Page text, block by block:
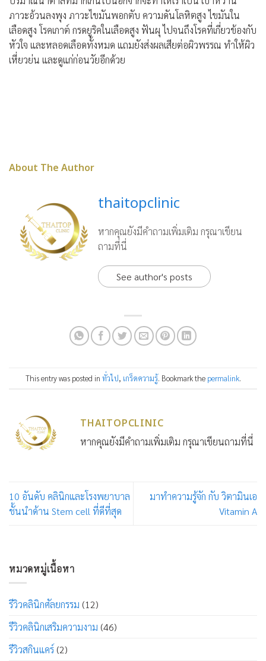
ภาวะอ้วนลงพุง ภาวะไขมันพอกตับ ความดันโลหิตสูง ไขมันใน
เลือดสูง โรคเกาต์ กรดยูริคในเลือดสูง ฟันผุ ไปจนถึงโรคที่เกี่ยวข้องกับ
หัวใจ และหลอดเลือดทั้งหมด แถมยังส่งผลเสียต่อผิวพรรณ ทำให้ผิว
เหี่ยวย่น และดูแก่ก่อนวัยอีกด้วย
About The Author
thaitopclinic
หากคุณยังมีคำถามเพิ่มเติม กรุณาเขียน
ถามที่นี่
See author's posts
This entry was posted in ทั่วไป, เกร็ดความรู้. Bookmark the permalink.
THAITOPCLINIC
หากคุณยังมีคำถามเพิ่มเติม กรุณาเขียนถามที่นี่
10 อันดับ คลินิกและโรงพยาบาล
ชั้นนำด้าน Stem cell ที่ดีที่สุด
มาทำความรู้จัก กับ วิตามินเอ
Vitamin A
หมวดหมู่เนื้อหา
รีวิวคลินิกศัลยกรรม (12)
รีวิวคลินิกเสริมความงาม (46)
รีวิวสกินแคร์ (2)